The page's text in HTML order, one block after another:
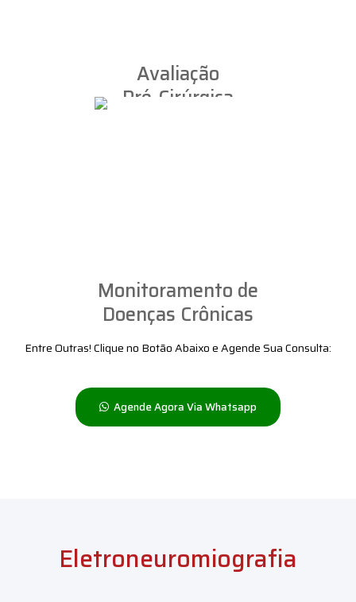
Avaliação
Pré-Cirúrgica
Monitoramento de
Doenças Crônicas
Entre Outras! Clique no Botão Abaixo e Agende Sua Consulta:
Agende Agora Via Whatsapp
Eletroneuromiografia